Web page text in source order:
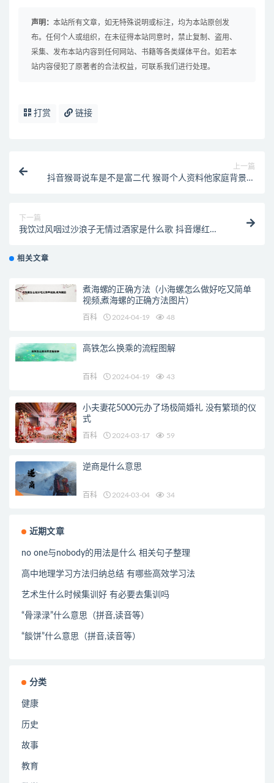
声明： 本站所有文章，如无特殊说明或标注，均为本站原创发
布。任何个人或组织，在未征得本站同意时，禁止复制、盗用、
采集、发布本站内容到任何网站、书籍等各类媒体平台。如若本
站内容侵犯了原著者的合法权益，可联系我们进行处理。
打赏 链接
上一篇
抖音猴哥说车是不是富二代 猴哥个人资料他家庭背景如
下一篇
我饮过风咽过沙浪子无情过酒家是什么歌 抖音爆红
相关文章
煮海螺的正确方法（小海螺怎么做好吃又简单
视频,煮海螺的正确方法图片）
百科 2024-04-19 48
高铁怎么换乘的流程图解
百科 2024-04-19 43
小夫妻花5000元办了场极简婚礼 没有繁琐的仪
式
百科 2024-03-17 59
逆商是什么意思
百科 2024-03-04 34
近期文章
no one与nobody的用法是什么 相关句子整理
高中地理学习方法归纳总结 有哪些高效学习法
艺术生什么时候集训好 有必要去集训吗
“骨渌渌”什么意思（拼音,读音等）
“餤饼”什么意思（拼音,读音等）
分类
健康
历史
故事
教育